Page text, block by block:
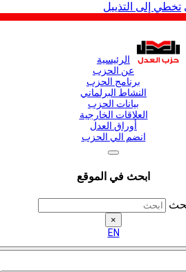
التذييل
الرئيسية
عن الحزب
برنامج الحزب
النشاط البرلماني
بيانات الحزب
العلاقات الخارجية
أوراق العدل
انضم الي الحزب
ابحث في الموقع